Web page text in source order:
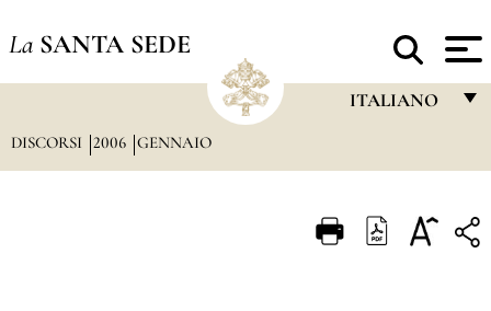
La SANTA SEDE
ITALIANO
ITALIANO
DISCORSI 2006 GENNAIO